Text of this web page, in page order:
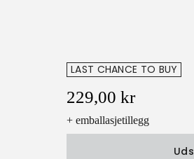
LAST CHANCE TO BUY
229,00 kr
+ emballasjetillegg